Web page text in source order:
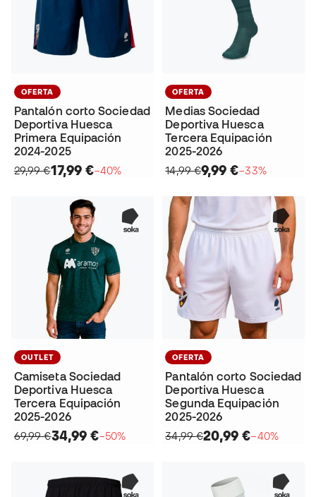
OFERTA
Pantalón corto Sociedad
Deportiva Huesca
Primera Equipación
2024-2025
29,99 €17,99 €−40%
OFERTA
Medias Sociedad
Deportiva Huesca
Tercera Equipación
2025-2026
14,99 €9,99 €−33%
OUTLET
Camiseta Sociedad
Deportiva Huesca
Tercera Equipación
2025-2026
69,99 €34,99 €−50%
OFERTA
Pantalón corto Sociedad
Deportiva Huesca
Segunda Equipación
2025-2026
34,99 €20,99 €−40%